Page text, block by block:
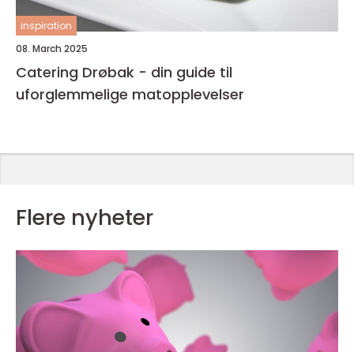
inspiration
08. March 2025
Catering Drøbak - din guide til
uforglemmelige matopplevelser
Flere nyheter